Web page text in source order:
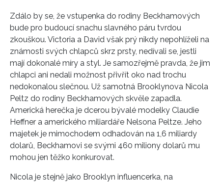
INFORMACE
REDAKCE
Zdálo by se, že vstupenka do rodiny Beckhamových
bude pro budoucí snachu slavného páru tvrdou
zkouškou. Victoria a David však prý nikdy nepohlíželi na
známosti svých chlapců skrz prsty, nedívali se, jestli
mají dokonalé míry a styl. Je samozřejmě pravda, že jim
chlapci ani nedali možnost přivřít oko nad trochu
nedokonalou slečnou. Už samotná Brooklynova Nicola
Peltz do rodiny Beckhamových skvěle zapadla.
Americká herečka je dcerou bývalé modelky Claudie
Heffner a amerického miliardáře Nelsona Peltze. Jeho
majetek je mimochodem odhadován na 1,6 miliardy
dolarů, Beckhamovi se svými 460 miliony dolarů mu
mohou jen těžko konkurovat.
Nicola je stejně jako Brooklyn influencerka, na